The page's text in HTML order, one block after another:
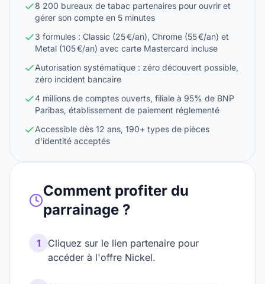
Comment profiter du
parrainage ?
1
Cliquez sur le lien partenaire pour
accéder à l'offre Nickel.
8 200 bureaux de tabac partenaires pour ouvrir et
gérer son compte en 5 minutes
3 formules : Classic (25 €/an), Chrome (55 €/an) et
Metal (105 €/an) avec carte Mastercard incluse
Autorisation systématique : zéro découvert possible,
zéro incident bancaire
4 millions de comptes ouverts, filiale à 95% de BNP
Paribas, établissement de paiement réglementé
Accessible dès 12 ans, 190+ types de pièces
d'identité acceptés